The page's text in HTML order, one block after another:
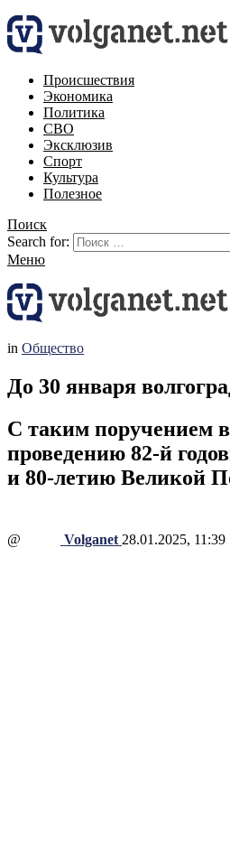
Происшествия
Экономика
Политика
СВО
Эксклюзив
Спорт
Культура
Полезное
Поиск
Search for:
Меню
in Общество
До 30 января
С таким поручением
проведению 82-й
и 80-летию Великой
@ Volganet 28.01.2025, 11:39